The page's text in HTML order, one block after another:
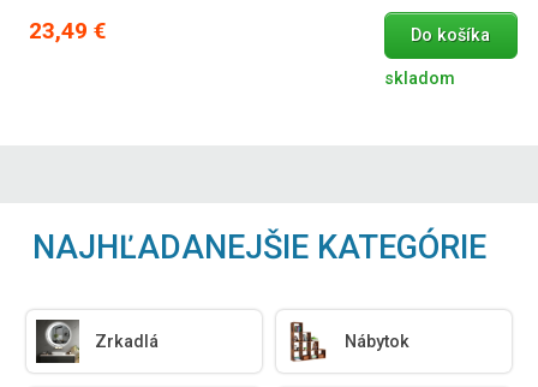
23,49 € Do košíka
skladom
NAJHĽADANEJŠIE KATEGÓRIE
Zrkadlá Nábytok